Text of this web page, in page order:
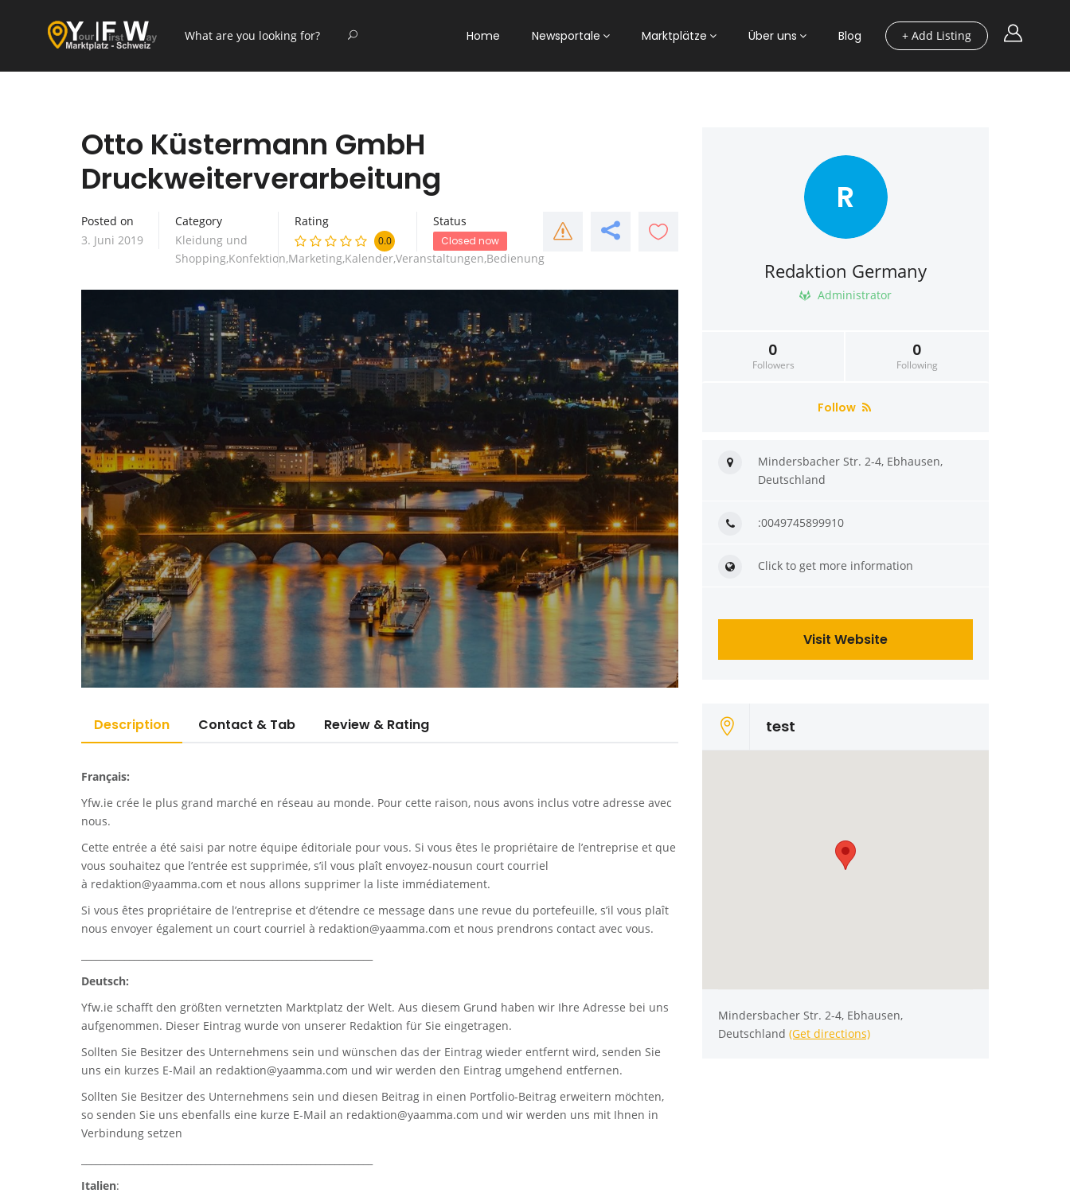
+ Add Listing
Home Newsportale Marktplätze Über uns Blog
Otto Küstermann GmbH
Druckweiterverarbeitung
Posted on
3. Juni 2019
Category
Kleidung und
Shopping,Konfektion,Marketing,Kalender,Veranstaltungen,Bedienung
Rating
0.0
Status
Closed now
Description Contact & Tab Review & Rating
Français:
Yfw.ie crée le plus grand marché en réseau au monde. Pour cette raison, nous avons inclus votre adresse avec
nous.
Cette entrée a été saisi par notre équipe éditoriale pour vous. Si vous êtes le propriétaire de l’entreprise et que
vous souhaitez que l’entrée est supprimée, s’il vous plaît envoyez-nousun court courriel
à redaktion@yaamma.com et nous allons supprimer la liste immédiatement.
Si vous êtes propriétaire de l’entreprise et d’étendre ce message dans une revue du portefeuille, s’il vous plaît
nous envoyer également un court courriel à redaktion@yaamma.com et nous prendrons contact avec vous.
Deutsch:
Yfw.ie schafft den größten vernetzten Marktplatz der Welt. Aus diesem Grund haben wir Ihre Adresse bei uns
aufgenommen. Dieser Eintrag wurde von unserer Redaktion für Sie eingetragen.
Sollten Sie Besitzer des Unternehmens sein und wünschen das der Eintrag wieder entfernt wird, senden Sie
uns ein kurzes E-Mail an redaktion@yaamma.com und wir werden den Eintrag umgehend entfernen.
Sollten Sie Besitzer des Unternehmens sein und diesen Beitrag in einen Portfolio-Beitrag erweitern möchten,
so senden Sie uns ebenfalls eine kurze E-Mail an redaktion@yaamma.com und wir werden uns mit Ihnen in
Verbindung setzen
Italien:
R
Redaktion Germany
Administrator
0
Followers
0
Following
Follow
Mindersbacher Str. 2-4, Ebhausen,
Deutschland
:0049745899910
Click to get more information
Visit Website
test
Mindersbacher Str. 2-4, Ebhausen,
Deutschland (Get directions)